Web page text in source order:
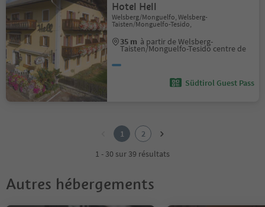
Hotel Hell
Welsberg/Monguelfo, Welsberg-
Taisten/Monguelfo-Tesido,
35 m à partir de Welsberg-
Taisten/Monguelfo-Tesido centre de
Südtirol Guest Pass
1
2
1 - 30 sur 39 résultats
Autres hébergements